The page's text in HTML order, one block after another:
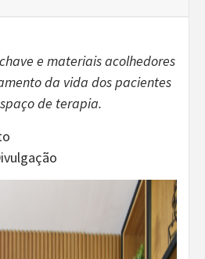
e materiais acolhedores
da vida dos pacientes
de terapia.